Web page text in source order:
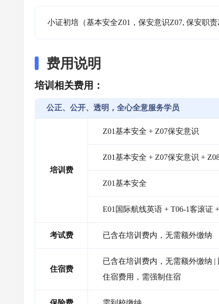
小证初培（基本安全Z01，保安意识Z07, 保安职
费用说明
培训相关费用：
公正、公开、透明，全心全意服务学员
培训费
Z01基本安全 + Z07保安意识
Z01基本安全 + Z07保安意识 +
Z01基本安全
E01国际航线英语 + T06-1客滚证
考试费 已含在培训费内，无需额外缴纳
住宿费
已含在培训费内，无需额外缴纳
住宿费用，需强制住宿